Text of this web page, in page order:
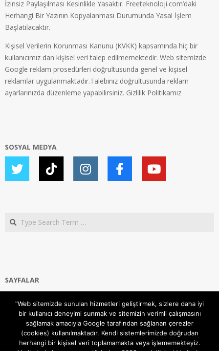
İzinsiz Paylaşılması Kesinlikle Yasaktır. Freeteknoloji.com’daki
Herhangi Bir Yazının Kopyalanması Durumunda Yasal İşlem
Başlatılacaktır.
Kişisel Verilerin Korunması Kanunu (KVKK) kapsamında hiç bir
kullanıcımız dan kişisel veri talep edilmemektedir. Web sitemizde
Google reklam prosedürleri doğrultusunda genel ve kişisel
reklamlar uygulanmaktadır.Talebiniz doğrultusunda reklam
ayarlarınızda düzenleme yapabilirsiniz. Gizlilik Politikamız
SOSYAL MEDYA
Search
SAYFALAR
Gizlilik ve Çerezler (Cookies) Politikası
Hakkımızda
İletişim Kanalları
MODEM KURULUM
"Web sitemizde sunulan hizmetleri geliştirmek, sizlere daha iyi
bir kullanıcı deneyimi sunmak ve sitemizin verimli çalışmasını
sağlamak amacıyla Google tarafından sağlanan çerezler
(cookies) kullanılmaktadır. Kendi sistemlerimizde doğrudan
herhangi bir kişisel veri toplamamakta veya işlememekteyiz.